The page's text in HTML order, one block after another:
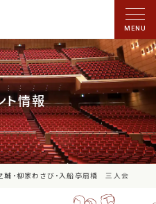
ト情報
輔・柳家わさび・入船亭扇橋 三人会